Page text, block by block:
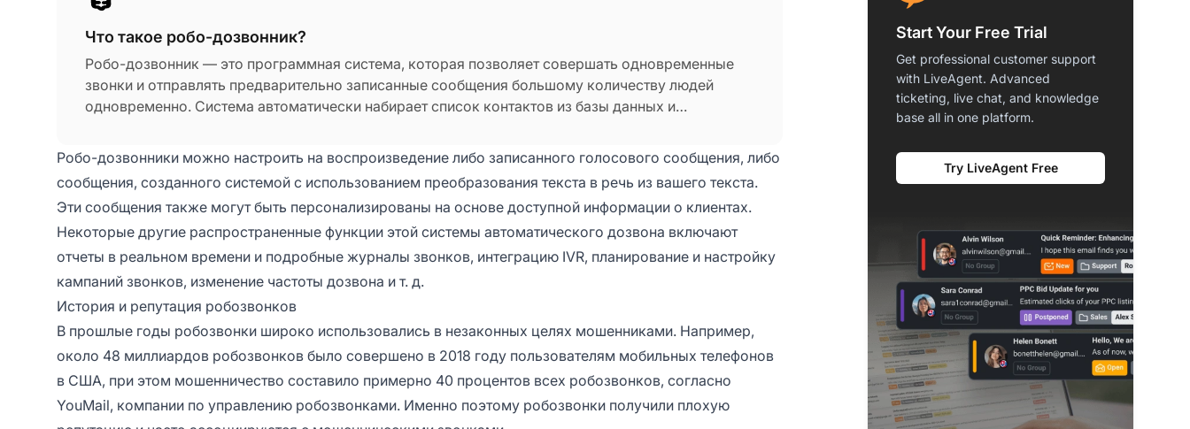
Что такое робо-дозвонник?
Робо-дозвонник — это программная система, которая позволяет совершать одновременные
звонки и отправлять предварительно записанные сообщения большому количеству людей
одновременно. Система автоматически набирает список контактов из базы данных и
дозвона также может определить, когда звонок принят голосовой почтой или автоответчиком,
и доставить альтернативное сообщение.
Робо-дозвонники можно настроить на воспроизведение либо записанного голосового сообщения, либо
сообщения, созданного системой с использованием преобразования текста в речь из вашего текста.
Эти сообщения также могут быть персонализированы на основе доступной информации о клиентах.
Некоторые другие распространенные функции этой системы автоматического дозвона включают
отчеты в реальном времени и подробные журналы звонков, интеграцию IVR, планирование и настройку
кампаний звонков, изменение частоты дозвона и т. д.
История и репутация робозвонков
В прошлые годы робозвонки широко использовались в незаконных целях мошенниками. Например,
около 48 миллиардов робозвонков было совершено в 2018 году пользователям мобильных телефонов
в США, при этом мошенничество составило примерно 40 процентов всех робозвонков, согласно
YouMail, компании по управлению робозвонками. Именно поэтому робозвонки получили плохую
Start Your Free Trial
Get professional customer support
with LiveAgent. Advanced
ticketing, live chat, and knowledge
base all in one platform.
Try LiveAgent Free